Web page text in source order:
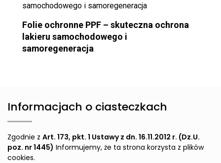
Folie ochronne PPF – skuteczna ochrona
lakieru samochodowego i
samoregeneracja
Informacjach o ciasteczkach
Zgodnie z Art. 173, pkt. 1 Ustawy z dn. 16.11.2012 r. (Dz.U.
poz. nr 1445) Informujemy, że ta strona korzysta z plików
cookies.